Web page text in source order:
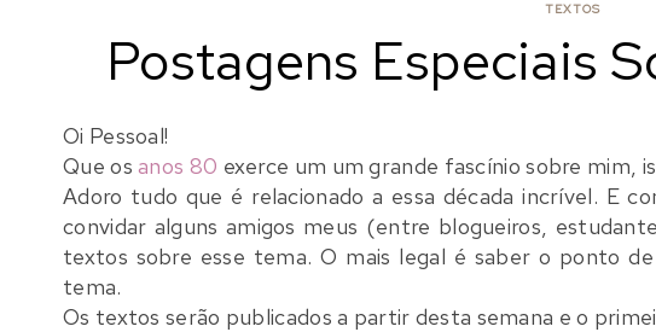
TEXTOS
Postagens Especiais
Oi Pessoal!
Que osanos 80 exerce um um grande fascínio sobre mim,
Adoro tudo que é relacionado a essa década incrível. E
convidar alguns amigos meus (entre blogueiros,
textos sobre esse tema.O mais legal é saber o ponto
tema.
Os textos serão publicados a partir desta semana e o